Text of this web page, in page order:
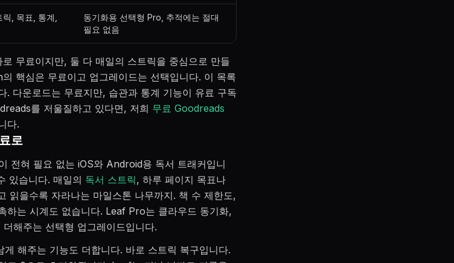
, 목표, 통계,
동기화용 선택형 Pro, 추적에는 절대
필요 없음
무료이지만, 둘 다 매일의 스트릭을 중심으로 만들
핵심은 무료이고 업그레이드는 선택입니다. 이 목록
. 다운로드는 무료지만, 습관과 통계 기능이 유료 구독
를 저울질하고 있다면, 저희 무료 Goodreads
다.
로
전혀 필요 없는 iOS와 Android용 독서 트래커입니
있습니다. 매일의 독서 스트릭, 하루 페이지 목표나
읽을수록 자라나는 마일스톤 나무까지. 책 수 제한도,
하는 시계도 없습니다. Leaf Pro는 클라우드 동기화,
해주는 선택형 업그레이드입니다.
해주는 기능도 더합니다. 바로 스트릭 복구입니다.